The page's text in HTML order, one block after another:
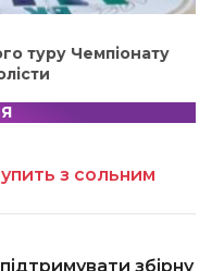
туру Чемпіонату
з сольним
збірну